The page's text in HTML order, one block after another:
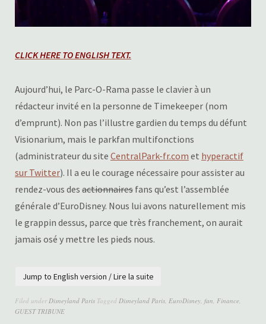
CLICK HERE TO ENGLISH TEXT.
Aujourd’hui, le Parc-O-Rama passe le clavier à un
rédacteur invité en la personne de Timekeeper (nom
d’emprunt). Non pas l’illustre gardien du temps du défunt
Visionarium, mais le parkfan multifonctions
(administrateur du site CentralPark-fr.com et hyperactif
sur Twitter). Il a eu le courage nécessaire pour assister au
rendez-vous des actionnaires fans qu’est l’assemblée
générale d’EuroDisney. Nous lui avons naturellement mis
le grappin dessus, parce que très franchement, on aurait
jamais osé y mettre les pieds nous.
Jump to English version / Lire la suite
Filed under Disneyland Paris Tagged Disneyland Paris EuroDisney fan Finance
GUEST TRIBUNE